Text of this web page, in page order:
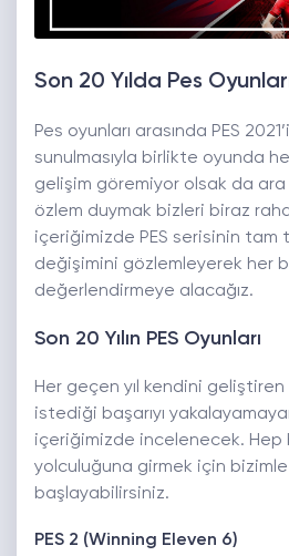
Son 20 Yılda Pes
Pes oyunları arasında PES
sunulmasıyla birlikte oyunda
gelişim göremiyor olsak da ara
özlem duymak bizleri biraz
içeriğimizde PES serisinin tam
değişimini gözlemleyerek her
değerlendirmeye alacağız.
Son 20 Yılın PES Oyunları
Her geçen yıl kendini
istediği başarıyı
içeriğimizde incelenecek. Hep
yolculuğuna girmek için bizimle
başlayabilirsiniz.
PES 2 (Winning Eleven 6)